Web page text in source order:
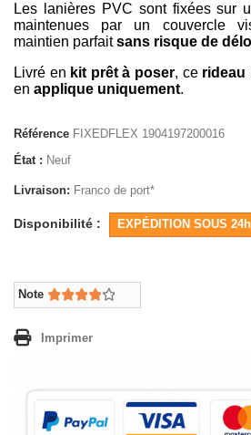
Les lanières PVC sont fixées sur
maintenues par un couvercle
maintien parfaitsans risque de
Livré en kit prêt à poser, ce rideau
en applique uniquement.
Référence FIXEDFLEX 1904197200016
État : Neuf
Livraison: Franco de port*
Disponibilité : EXPÉDITION SOUS
Note
Imprimer